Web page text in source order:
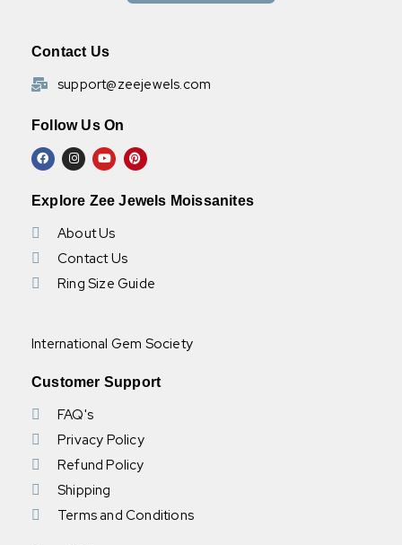
Contact Us
support@zeejewels.com
Follow Us On
Explore Zee Jewels Moissanites
About Us
Contact Us
Ring Size Guide
International Gem Society
Customer Support
FAQ's
Privacy Policy
Refund Policy
Shipping
Terms and Conditions